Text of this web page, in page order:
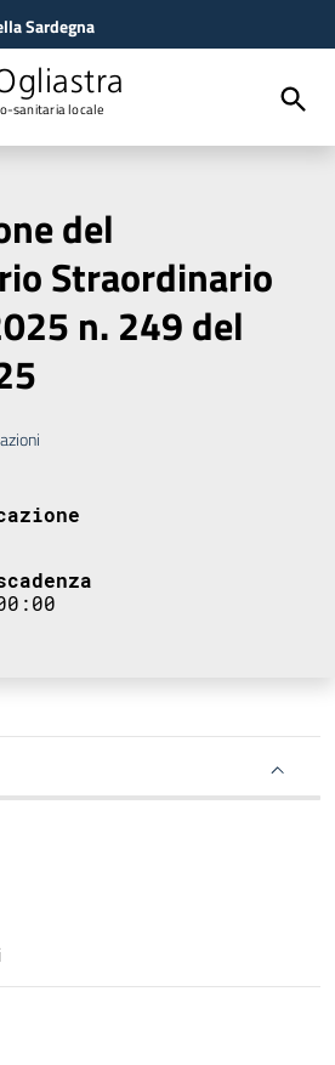
Sardegna
sanitaria locale
del
Straordinario
n. 249 del